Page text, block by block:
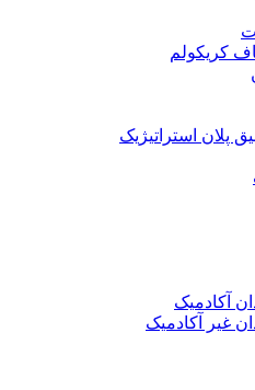
کریکولم
پلان استراتیژیک
آکادمیک
غیر آکادمیک